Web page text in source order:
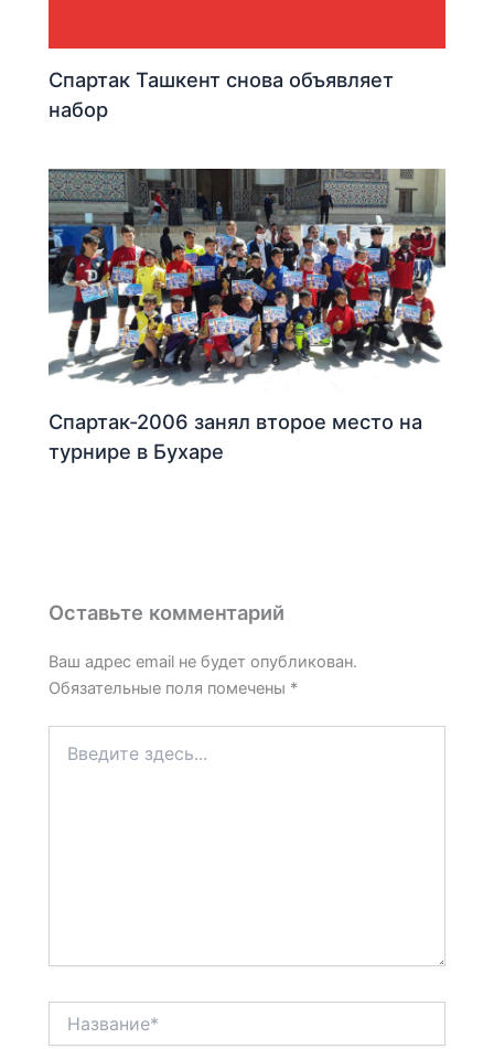
Спартак Ташкент снова объявляет
набор
Спартак-2006 занял второе место на
турнире в Бухаре
Оставьте комментарий
Ваш адрес email не будет опубликован.
Обязательные поля помечены *
здесь...